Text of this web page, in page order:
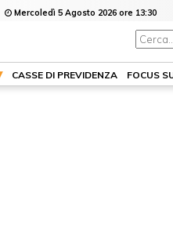
Mercoledì 5 Agosto 2026 ore 13:30
CASSE DI PREVIDENZA FOCUS